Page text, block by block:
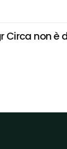
Circa non è